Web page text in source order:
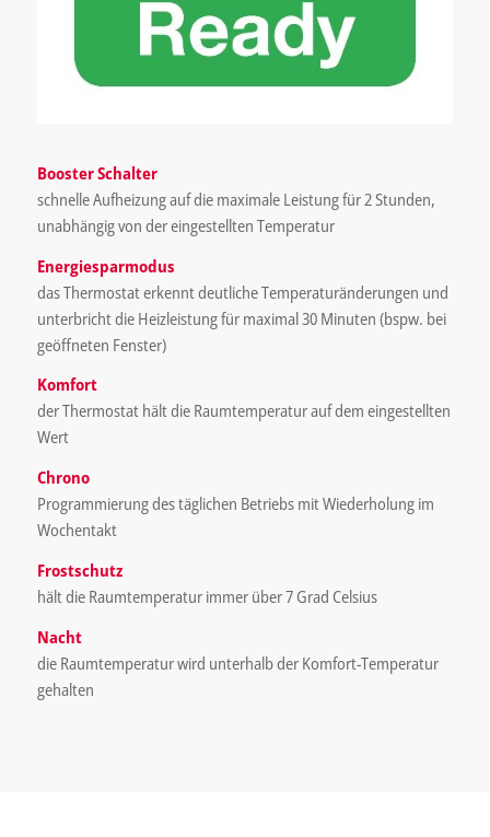
Booster Schalter
schnelle Aufheizung auf die maximale Leistung für 2 Stunden,
unabhängig von der eingestellten Temperatur
Energiesparmodus
das Thermostat erkennt deutliche Temperaturänderungen und
unterbricht die Heizleistung für maximal 30 Minuten (bspw. bei
geöffneten Fenster)
Komfort
der Thermostat hält die Raumtemperatur auf dem eingestellten
Wert
Chrono
Programmierung des täglichen Betriebs mit Wiederholung im
Wochentakt
Frostschutz
hält die Raumtemperatur immer über 7 Grad Celsius
Nacht
die Raumtemperatur wird unterhalb der Komfort-Temperatur
gehalten